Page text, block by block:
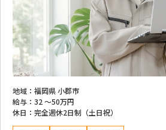
地域： 福岡県 小郡市
給与： 32 ～50万円
休日： 完全週休2日制（土日祝）